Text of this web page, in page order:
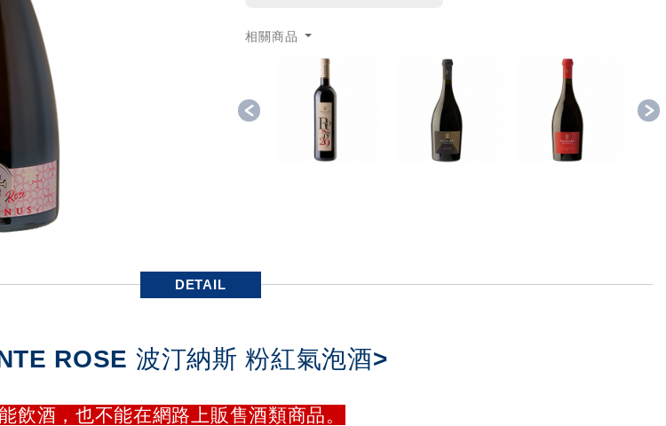
相關商品
DETAIL
ROSE 波汀納斯 粉紅氣泡酒>
飲酒，也不能在網路上販售酒類商品。